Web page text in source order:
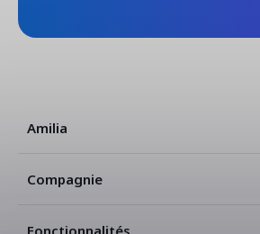
Amilia
Compagnie
Fonctionnalités